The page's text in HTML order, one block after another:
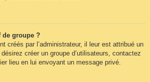
de groupe ?
créés par l’administrateur, il leur est attribué un
créer un groupe d’utilisateurs, contactez
lieu en lui envoyant un message privé.